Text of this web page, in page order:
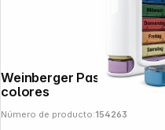
Weinberger Pastillero semanal en
colores
Número de producto:154263